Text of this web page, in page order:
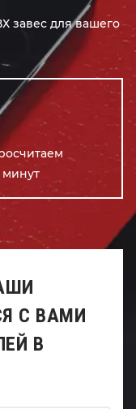
завес для вашего
минут
С ВАМИ
В